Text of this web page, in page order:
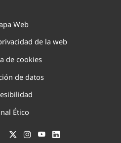
Web
de la web
de cookies
de datos
Ético